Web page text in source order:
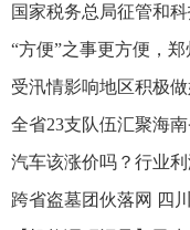
国家税务总局征管和
受汛情影响地区积极
全省23支队伍汇聚海
汽车该涨价吗？行业
跨省盗墓团伙落网 四